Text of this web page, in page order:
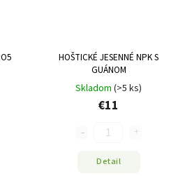
HOŠTICKÉ JESENNÉ NPK S
GUÁNOM
Skladom (>5 ks)
€11
Detail